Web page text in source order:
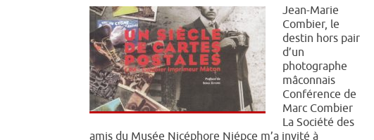
Jean-Marie
Combier, le
destin hors pair
d’un
photographe
mâconnais
Conférence de
Marc Combier
La Société des
amis du Musée Nicéphore Niépce m’a invité à